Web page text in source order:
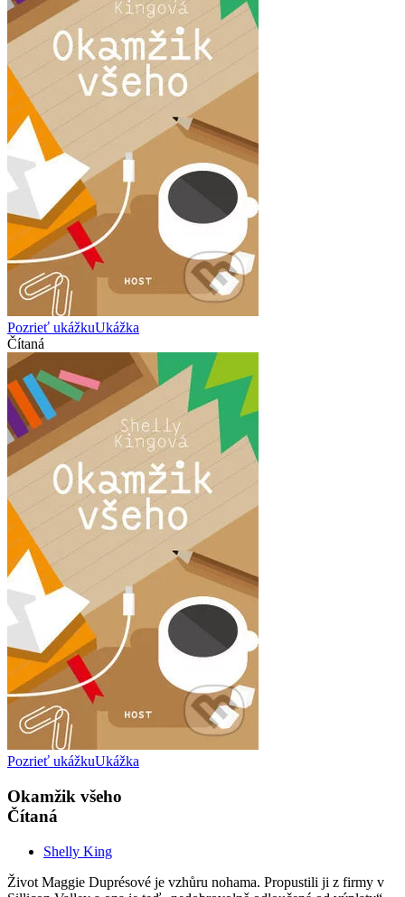
Pozrieť ukážkuUkážka
Čítaná
Pozrieť ukážkuUkážka
Okamžik všeho
Čítaná
Shelly King
Život Maggie Duprésové je vzhůru nohama. Propustili ji z firmy v